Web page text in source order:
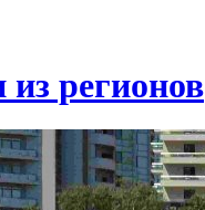
из регионов